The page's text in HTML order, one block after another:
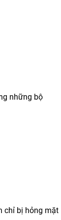
những bộ
chỉ bị hỏng mặt